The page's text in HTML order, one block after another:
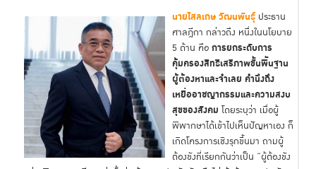
นายไสลเกษ วัฒนพันธุ์ ประธาน
ศาลฎีกา กล่าวถึง หนึ่งในนโยบาย
5 ด้าน คือ การยกระดับการ
คุ้มครองสิทธิเสรีภาพขั้นพื้นฐาน
ผู้ต้องหาและจำเลย คำนึงถึง
เหยื่ออาชญากรรมและความสงบ
สุขของสังคม โดยระบุว่า เมื่อผู้
พิพากษาได้เข้าไปเห็นปัญหาเอง ก็
เกิดโครงการเชิงรุกขึ้นมา ถามผู้
ต้องขังที่เรียกกันว่าเป็น “ผู้ต้องขัง